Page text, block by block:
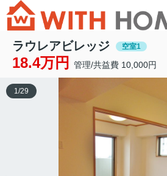
ラウレアビレッジ 空室1
18.4万円 管理/共益費 10,000円
1/29